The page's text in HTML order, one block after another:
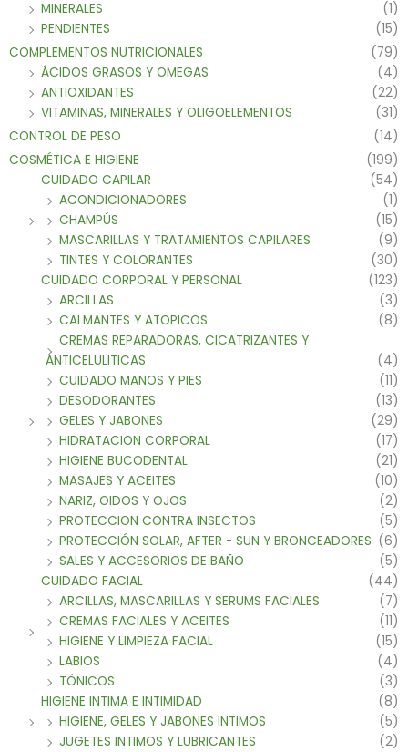
MINERALES
(1)
PENDIENTES
(15)
COMPLEMENTOS NUTRICIONALES
(79)
ÁCIDOS GRASOS Y OMEGAS
(4)
ANTIOXIDANTES
(22)
VITAMINAS, MINERALES Y OLIGOELEMENTOS
(31)
CONTROL DE PESO
(14)
COSMÉTICA E HIGIENE
(199)
CUIDADO CAPILAR
(54)
ACONDICIONADORES
(1)
CHAMPÚS
(15)
MASCARILLAS Y TRATAMIENTOS CAPILARES
(9)
TINTES Y COLORANTES
(30)
CUIDADO CORPORAL Y PERSONAL
(123)
ARCILLAS
(3)
CALMANTES Y ATOPICOS
(8)
CREMAS REPARADORAS, CICATRIZANTES Y
ANTICELULITICAS
(4)
CUIDADO MANOS Y PIES
(11)
DESODORANTES
(13)
GELES Y JABONES
(29)
HIDRATACION CORPORAL
(17)
HIGIENE BUCODENTAL
(21)
MASAJES Y ACEITES
(10)
NARIZ, OIDOS Y OJOS
(2)
PROTECCION CONTRA INSECTOS
(5)
PROTECCIÓN SOLAR, AFTER - SUN Y BRONCEADORES (6)
SALES Y ACCESORIOS DE BAÑO
(5)
CUIDADO FACIAL
(44)
ARCILLAS, MASCARILLAS Y SERUMS FACIALES
(7)
CREMAS FACIALES Y ACEITES
(11)
HIGIENE Y LIMPIEZA FACIAL
(15)
LABIOS
(4)
TÓNICOS
(3)
HIGIENE INTIMA E INTIMIDAD
(8)
HIGIENE, GELES Y JABONES INTIMOS
(5)
JUGETES INTIMOS Y LUBRICANTES
(2)